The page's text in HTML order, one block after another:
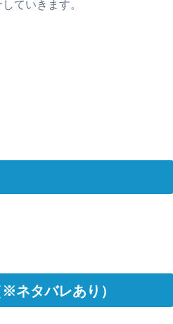
ていきます。
ネタバレあり）